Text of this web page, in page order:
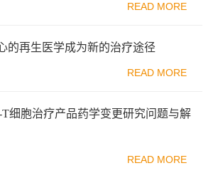
READ MORE
的再生医学成为新的治疗途径
READ MORE
细胞治疗产品药学变更研究问题与解
READ MORE